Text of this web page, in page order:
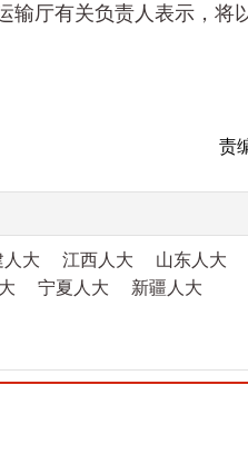
输厅有关负责人表示，将
责
人大 江西人大
山东人大
宁夏人大 新疆人大